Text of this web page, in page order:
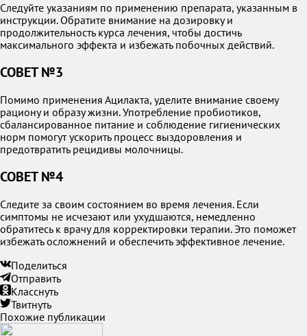
Следуйте указаниям по применению препарата, указанным в
инструкции. Обратите внимание на дозировку и
продолжительность курса лечения, чтобы достичь
максимального эффекта и избежать побочных действий.
СОВЕТ №3
Помимо применения Ацилакта, уделите внимание своему
рациону и образу жизни. Употребление пробиотиков,
сбалансированное питание и соблюдение гигиенических
норм помогут ускорить процесс выздоровления и
предотвратить рецидивы молочницы.
СОВЕТ №4
Следите за своим состоянием во время лечения. Если
симптомы не исчезают или ухудшаются, немедленно
обратитесь к врачу для корректировки терапии. Это поможет
избежать осложнений и обеспечить эффективное лечение.
Поделиться
Отправить
Класснуть
Твитнуть
Похожие публикации